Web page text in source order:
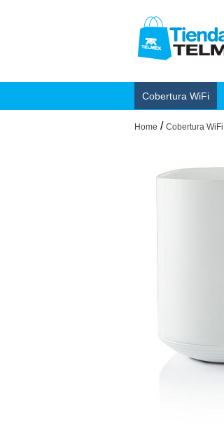
Cobertura WiFi
Home / Cobertura WiFi